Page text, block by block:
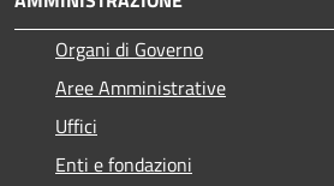
Organi di Governo
Aree Amministrative
Uffici
Enti e fondazioni